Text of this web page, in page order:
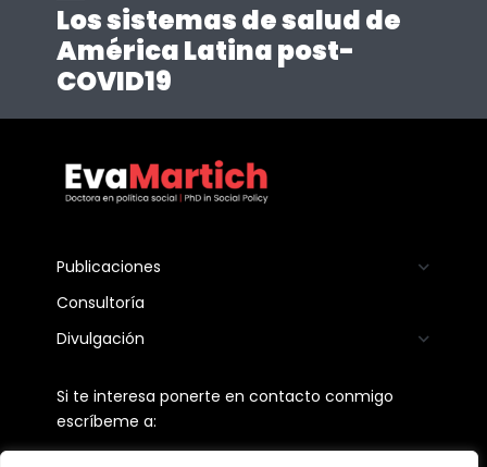
Los sistemas de salud de
América Latina post-
COVID19
Publicaciones
Consultoría
Divulgación
Si te interesa ponerte en contacto conmigo
escríbeme a: